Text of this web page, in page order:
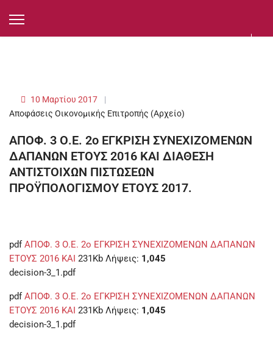
Αποφάσεις Οικονομικής Επιτροπής (Αρχείο)
10 Μαρτίου 2017
ΑΠΟΦ. 3 Ο.Ε. 2ο ΕΓΚΡΙΣΗ ΣΥΝΕΧΙΖΟΜΕΝΩΝ
ΔΑΠΑΝΩΝ ΕΤΟΥΣ 2016 ΚΑΙ ΔΙΑΘΕΣΗ
ΑΝΤΙΣΤΟΙΧΩΝ ΠΙΣΤΩΣΕΩΝ
ΠΡΟΫΠΟΛΟΓΙΣΜΟΥ ΕΤΟΥΣ 2017.
pdf ΑΠΟΦ. 3 Ο.Ε. 2ο ΕΓΚΡΙΣΗ ΣΥΝΕΧΙΖΟΜΕΝΩΝ ΔΑΠΑΝΩΝ
ΕΤΟΥΣ 2016 ΚΑΙ 231Kb Λήψεις: 1,045
decision-3_1.pdf
pdf ΑΠΟΦ. 3 Ο.Ε. 2ο ΕΓΚΡΙΣΗ ΣΥΝΕΧΙΖΟΜΕΝΩΝ ΔΑΠΑΝΩΝ
ΕΤΟΥΣ 2016 ΚΑΙ 231Kb Λήψεις: 1,045
decision-3_1.pdf